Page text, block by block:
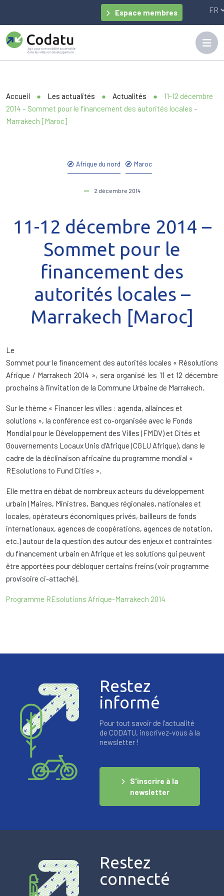
Espace membres
Accueil ● Les actualités ● Actualités ●
11-12 décembre
2014 – Sommet pour le financement des autorités locales –
Marrakech [Maroc]
Afrique du nord Maroc
2 décembre 2014
11-12 décembre 2014 –
Sommet pour le
financement des
autorités locales –
Marrakech [Maroc]
Le
Sommet pour le financement des autorités locales « Résolutions
Afrique / Marrakech 2014 », sera organisé les 11 et 12 décembre
prochains à l’invitation de la Commune Urbaine de Marrakech.
Sur le thème « Financer les villes : agenda, allainces et
solutions », la conférence est co-organisée avec le Fonds
Mondial pour le Développement des Villes (FMDV) et Cités et
Gouvernements Locaux Unis d’Afrique (CGLU Afrique), dans le
cadre de la déclinaison africaine du programme mondial «
REsolutions to Fund Cities ».
Elle mettra en débat de nombreux acteurs du développement
urbain (Maires, Ministres, Banques régionales, nationales et
locales, opérateurs économiques privés, bailleurs de fonds
internationaux, agences de coopérations, agences de notation,
etc.) autour de la question des autour des enjeux et contraintes
du financement urbain en Afrique et les solutions qui peuvent
être apportées pour débloquer certains freins (voir programme
provisoire ci-attaché).
Programme REsolutions Afrique-Marrakech 2014
Restez
informé
Pour tout savoir de l'actualité
de CODATU, inscrivez-vous à la
newsletter !
S'inscrire à la
newsletter
Restez
connecté
Panneau de gestion des cookies